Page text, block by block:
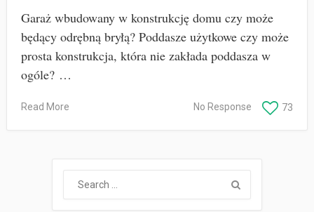
Garaż wbudowany w konstrukcję domu czy może
będący odrębną bryłą? Poddasze użytkowe czy może
prosta konstrukcja, która nie zakłada poddasza w
ogóle? …
Read More 73
No Response